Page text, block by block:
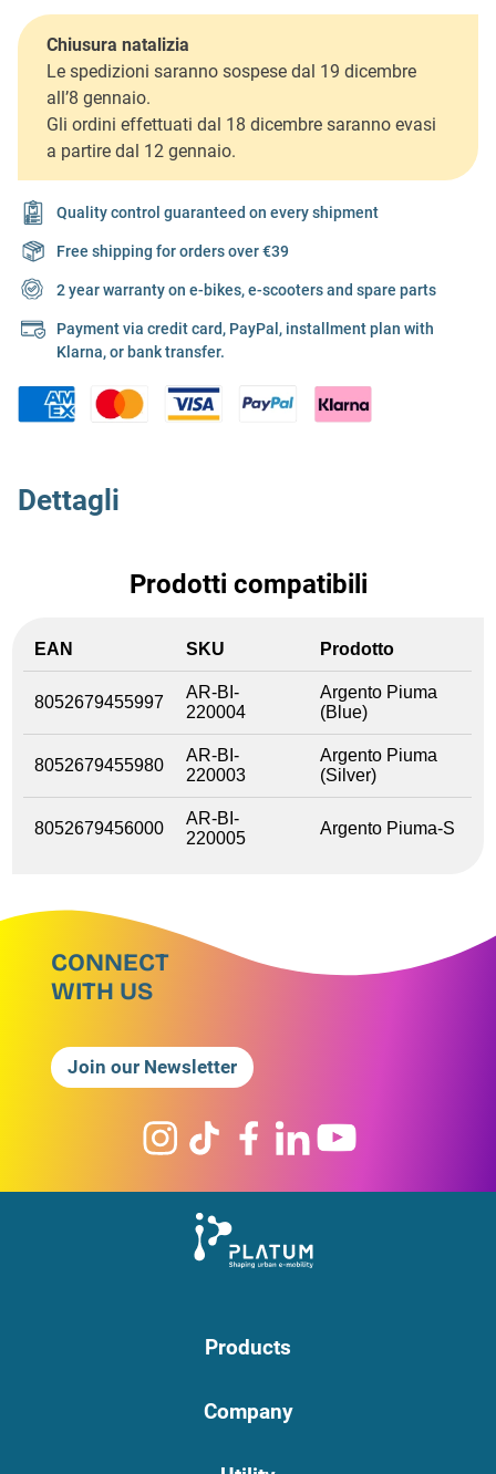
Chiusura natalizia
Le spedizioni saranno sospese dal 19 dicembre
all’8 gennaio.
Gli ordini effettuati dal 18 dicembre saranno evasi
a partire dal 12 gennaio.
Quality control guaranteed on every shipment
Free shipping for orders over €39
2 year warranty on e-bikes, e-scooters and spare parts
Payment via credit card, PayPal, installment plan with
Klarna, or bank transfer.
Dettagli
Prodotti compatibili
EAN SKU Prodotto
8052679455997
AR-BI-
220004
Argento Piuma
(Blue)
8052679455980
AR-BI-
220003
Argento Piuma
(Silver)
8052679456000
AR-BI-
220005
Argento Piuma-S
CONNECT
WITH US
Join our Newsletter
Products
Company